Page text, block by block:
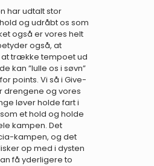
har udtalt stor
og udråbt os som
også er vores helt
også, at
trække tempoet ud
kan ”lulle os i søvn”
points. Vi så i Give-
drengene og vores
løver holde fart i
et hold og holde
kampen. Det
kampen, og det
op med i dysten
få yderligere to